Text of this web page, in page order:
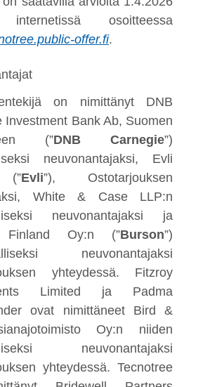
osoitteessa
offer.fi.
on nimittänyt DNB
Investment Bank Ab, Suomen
(”DNB Carnegie”)
neuvonantajaksi, Evli
(”Evli”), Ostotarjouksen
White & Case LLP:n
neuvonantajaksi ja
Finland Oy:n (”Burson”)
neuvonantajaksi
yhteydessä. Fitzroy
Limited ja Padma
ovat nimittäneet Bird &
Oy:n niiden
neuvonantajaksi
yhteydessä. Tecnotree